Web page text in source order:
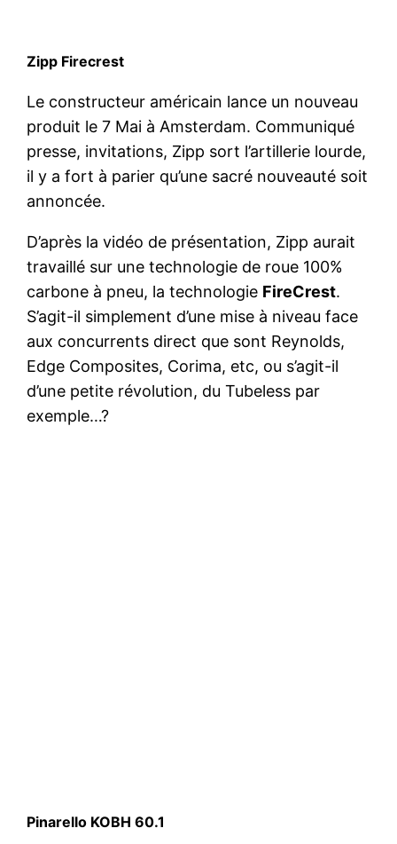
Zipp Firecrest
Le constructeur américain lance un nouveau
produit le 7 Mai à Amsterdam. Communiqué
presse, invitations, Zipp sort l’artillerie lourde,
il y a fort à parier qu’une sacré nouveauté soit
annoncée.
D’après la vidéo de présentation, Zipp aurait
travaillé sur une technologie de roue 100%
carbone à pneu, la technologie FireCrest.
S’agit-il simplement d’une mise à niveau face
aux concurrents direct que sont Reynolds,
Edge Composites, Corima, etc, ou s’agit-il
d’une petite révolution, du Tubeless par
exemple…?
Pinarello KOBH 60.1